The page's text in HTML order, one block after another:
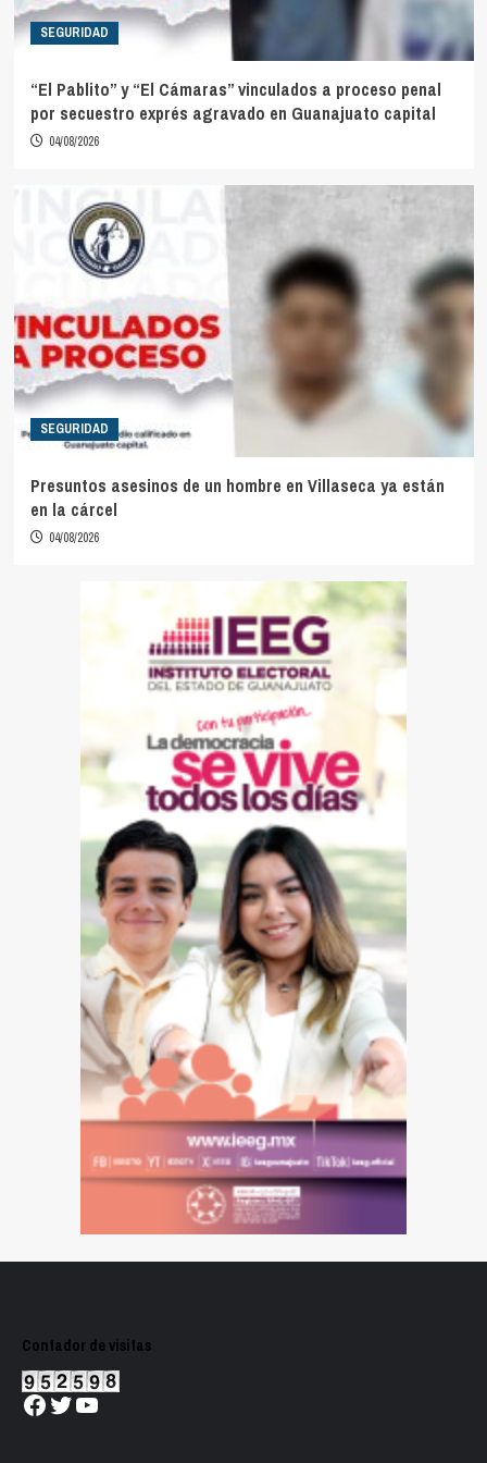
SEGURIDAD
“El Pablito” y “El Cámaras” vinculados a proceso penal
por secuestro exprés agravado en Guanajuato capital
04/08/2026
SEGURIDAD
Presuntos asesinos de un hombre en Villaseca ya están
en la cárcel
04/08/2026
Contador de visitas
Facebook
Twitter
YouTube